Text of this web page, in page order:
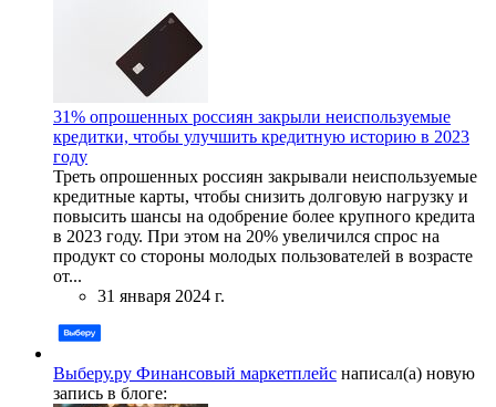
31% опрошенных россиян закрыли неиспользуемые
кредитки, чтобы улучшить кредитную историю в 2023
году
Треть опрошенных россиян закрывали неиспользуемые
кредитные карты, чтобы снизить долговую нагрузку и
повысить шансы на одобрение более крупного кредита
в 2023 году. При этом на 20% увеличился спрос на
продукт со стороны молодых пользователей в возрасте
от...
31 января 2024 г.
Выберу.ру Финансовый маркетплейс написал(а) новую
запись в блоге: